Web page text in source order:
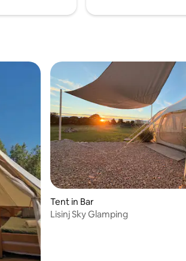
Tent in Bar
Lisinj Sky Glamping